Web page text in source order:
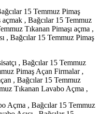
15 Temmuz Pimaş
açmak , Bağcılar 15 Temmuz
Tıkanan Pimaşı açma ,
, Bağcılar 15 Temmuz Pimaş
, Bağcılar 15 Temmuz
Pimaş Açan Firmalar ,
, Bağcılar 15 Temmuz
Tıkanan Lavabo Açma ,
Açma , Bağcılar 15 Temmuz